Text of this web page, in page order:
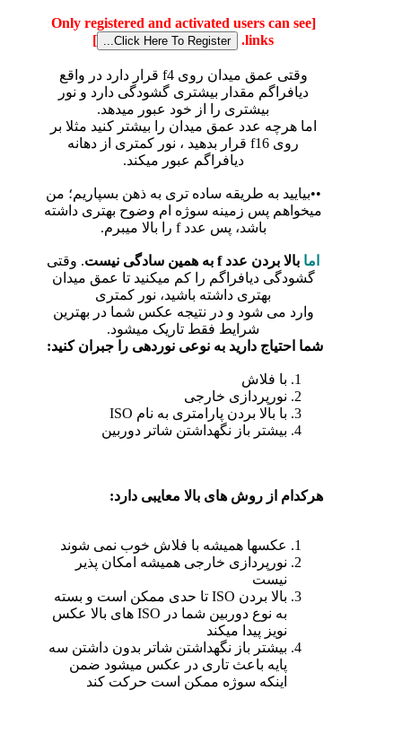
[Only registered and activated users can see
links.
]
وقتی عمق میدان روی f4 قرار دارد در واقع
دیافراگم مقدار بیشتری گشودگی دارد و نور
بیشتری را از خود عبور میدهد.
اما هرچه عدد عمق میدان را بیشتر کنید مثلا بر
روی f16 قرار بدهید ، نور کمتری از دهانه
دیافراگم عبور میکند.
••بیایید به طریقه ساده تری به ذهن بسپاریم؛ من
میخواهم پس زمینه سوژه ام وضوح بهتری داشته
باشد، پس عدد f را بالا میبرم.
اما بالا بردن عدد f به همین سادگی نیست
. وقتی
گشودگی دیافراگم را کم میکنید تا عمق میدان
بهتری داشته باشید، نور کمتری
وارد می شود و در نتیجه عکس شما در بهترین
شرایط فقط تاریک میشود.
شما احتیاج دارید به نوعی نوردهی را جبران کنید:
با فلاش
نورپردازی خارجی
با بالا بردن پارامتری به نام ISO
بیشتر باز نگهداشتن شاتر دوربین
هرکدام از روش های بالا معایبی دارد:
عکسها همیشه با فلاش خوب نمی شوند
نورپردازی خارجی همیشه امکان پذیر
نیست
بالا بردن ISO تا حدی ممکن است و بسته
به نوع دوربین شما در ISO های بالا عکس
نویز پیدا میکند
بیشتر باز نگهداشتن شاتر بدون داشتن سه
پایه باعث تاری در عکس میشود ضمن
اینکه سوژه ممکن است حرکت کند